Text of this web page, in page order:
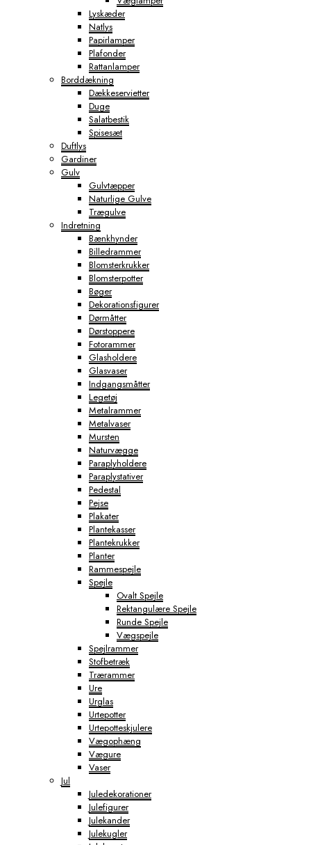
Lyskæder
Natlys
Papirlamper
Plafonder
Rattanlamper
Borddækning
Dækkeservietter
Duge
Salatbestik
Spisesæt
Duftlys
Gardiner
Gulv
Gulvtæpper
Naturlige Gulve
Trægulve
Indretning
Bænkhynder
Billedrammer
Blomsterkrukker
Blomsterpotter
Bøger
Dekorationsfigurer
Dørmåtter
Dørstoppere
Fotorammer
Glasholdere
Glasvaser
Indgangsmåtter
Legetøj
Metalrammer
Metalvaser
Mursten
Naturvægge
Paraplyholdere
Paraplystativer
Pedestal
Pejse
Plakater
Plantekasser
Plantekrukker
Planter
Rammespejle
Spejle
Ovalt Spejle
Rektangulære Spejle
Runde Spejle
Vægspejle
Spejlrammer
Stofbetræk
Trærammer
Ure
Urglas
Urtepotter
Urtepotteskjulere
Vægophæng
Vægure
Vaser
Jul
Juledekorationer
Julefigurer
Julekander
Julekugler